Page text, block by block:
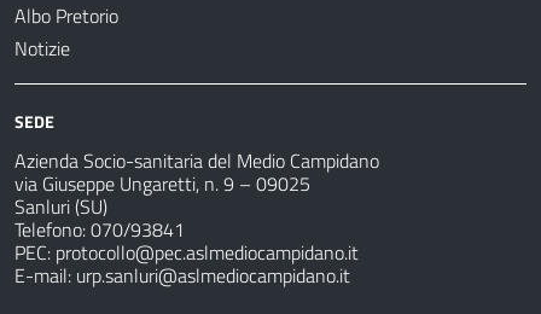
Albo Pretorio
Notizie
SEDE
Azienda Socio-sanitaria del Medio Campidano
via Giuseppe Ungaretti, n. 9 – 09025
Sanluri (SU)
Telefono: 070/93841
PEC: protocollo@pec.aslmediocampidano.it
E-mail: urp.sanluri@aslmediocampidano.it